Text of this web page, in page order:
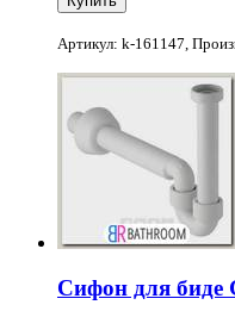
Артикул: k-161147,
Сифон для биде